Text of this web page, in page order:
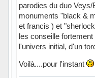
parodies du duo
monuments "black &
et francis ) et
les conseille
l'univers initial, d'un
Voilà....pour l'instant